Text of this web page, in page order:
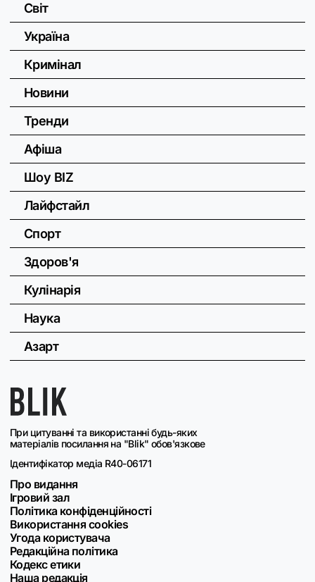
При цитуванні та використанні будь-яких
матеріалів посилання на "Blik" обов'язкове
Ідентифікатор медіа R40-06171
Про видання
Ігровий зал
Політика конфіденційності
Використання cookies
Угода користувача
Редакційна політика
Кодекс етики
Наша редакція
Світ
Україна
Кримінал
Новини
Тренди
Афіша
Шоу BIZ
Лайфстайл
Спорт
Здоров'я
Кулінарія
Наука
Азарт